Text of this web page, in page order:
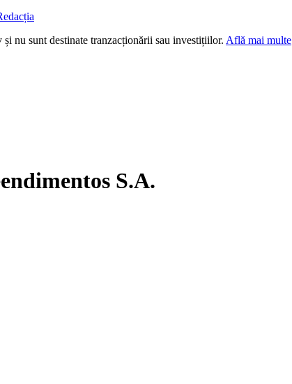
nu sunt destinate tranzacționării sau investițiilor. Află mai multe
S.A.